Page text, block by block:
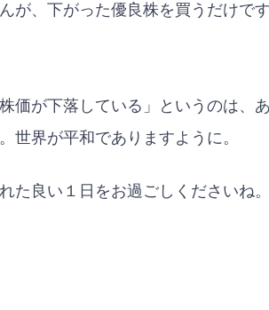
が、下がった優良株を買うだけです
価が下落している」というのは、
世界が平和でありますように。
た良い１日をお過ごしくださいね。